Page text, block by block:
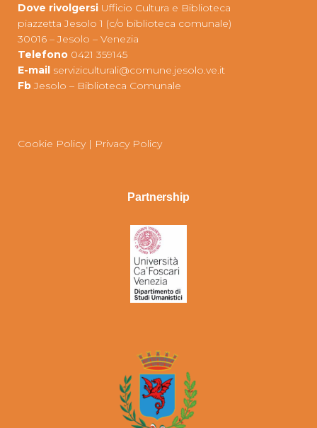
Dove rivolgersi Ufficio Cultura e Biblioteca
piazzetta Jesolo 1 (c/o biblioteca comunale)
30016 – Jesolo – Venezia
Telefono 0421 359145
E-mail serviziculturali@comune.jesolo.ve.it
Fb Jesolo – Biblioteca Comunale
Cookie Policy| Privacy Policy
Partnership